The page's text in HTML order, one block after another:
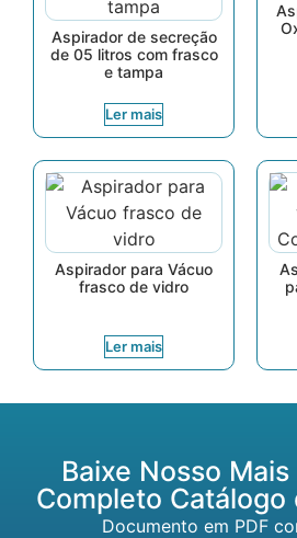
Aspirador de secreção
de 05 litros com frasco
e tampa
Ler mais
Aspirador para Vácuo
frasco de vidro
Ler mais
Baixe Nosso
Completo
Documento em PDF